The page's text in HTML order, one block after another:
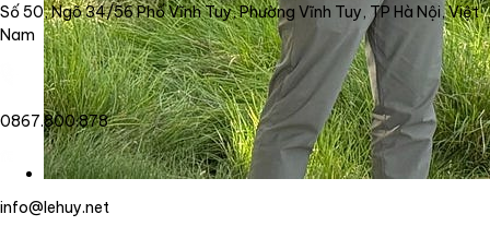
Số 50, Ngõ 34/56 Phố Vĩnh Tuy, Phường Vĩnh Tuy, TP Hà Nội, Việt
Nam
0867.800.878
info@lehuy.net